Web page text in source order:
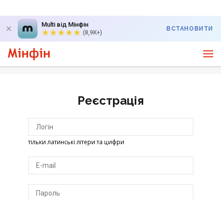
Multi від Мінфін
(8,9K+)
ВСТАНОВИТИ
Реєстрація
тільки латинські літери та цифри